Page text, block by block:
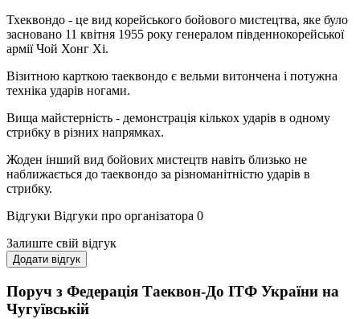
Тхеквондо - це вид корейського бойового мистецтва, яке було
засновано 11 квітня 1955 року генералом південнокорейської
армії Чой Хонг Хі.
Візитною карткою таеквондо є вельми витончена і потужна
техніка ударів ногами.
Вища майстерність - демонстрація кількох ударів в одному
стрибку в різних напрямках.
Жоден інший вид бойових мистецтв навіть близько не
наближається до таеквондо за різноманітністю ударів в
стрибку.
Відгуки Відгуки про організатора 0
Залиште свій відгук
Додати відгук
Поруч з Федерація Таеквон-До ІТФ України на
Чугуївській